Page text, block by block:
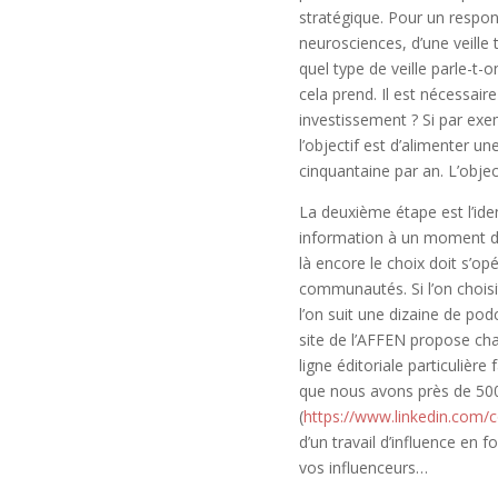
stratégique. Pour un
neurosciences, d’une
quel type de veille parle-t-
cela prend. Il est
investissement ? Si par
l’objectif est d’alimenter
cinquantaine par an.
La deuxième étape est
information à un moment
là encore le choix doit
communautés. Si l’on
l’on suit une dizaine de
site de l’AFFEN propose
ligne éditoriale particulière
que nous avons près de
(https://www.linkedin.com/
d’un travail d’influence en
vos influenceurs…